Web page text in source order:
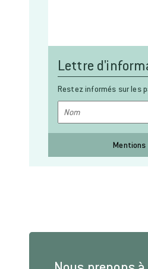
Lettre
Restez informés sur les